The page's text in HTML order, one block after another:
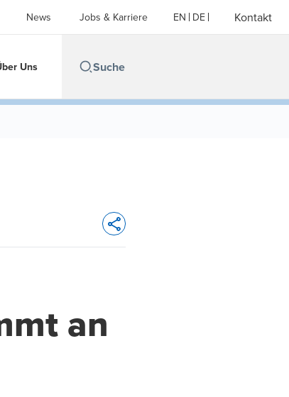
News Jobs & Karriere EN DE Kontakt
Uns
Opens In A New Window/tab
an